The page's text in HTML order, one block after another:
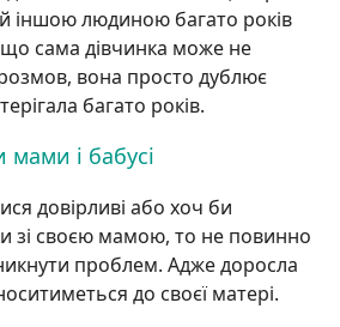
іншою людиною багато років
сама дівчинка може не
розмов, вона просто дублює
багато років.
мами і бабусі
довірливі або хоч би
зі своєю мамою, то не повинно
проблем. Адже доросла
до своєї матері.